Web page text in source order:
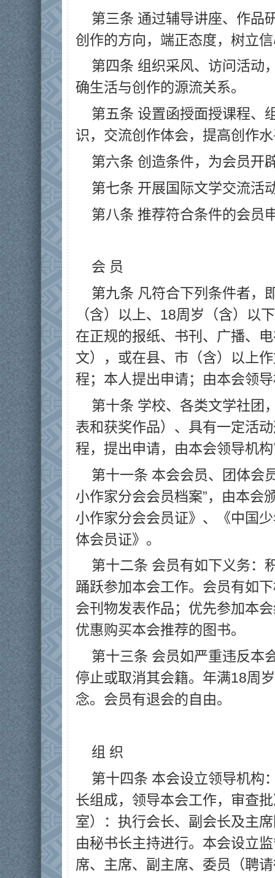
第三条 通过辅导讲座、作品
创作的方向，端正态度，树立
第四条 组织采风、访问活动
确生活与创作的源流关系。
第五条 设置函授面授课程、
识，交流创作体会，提高创作
第六条 创造条件，为会员开
第七条 开展国际文学交流活
第八条 推荐符合条件的会员
会 员
第九条 凡符合下列条件者，
（含）以上、18周岁（含）以
在正规的报纸、书刊、广播、
文），或在县、市（含）以上
程；本人提出申请；由本会领
第十条 学校、各类文学社团
表和获奖作品）、具有一定活
程，提出申请，由本会领导机
第十一条 本会会员、团体会
小作家分会会员档案”，由本会
小作家分会会员证》、《中国
体会员证》。
第十二条 会员有如下义务：
踊跃参加本会工作。会员有如
会刊物发表作品；优先参加本
优惠购买本会推荐的图书。
第十三条 会员如严重违反本
停止或取消其会籍。年满18周
念。会员有退会的自由。
组 织
第十四条 本会设立领导机构
长组成，领导本会工作，审查
室）：执行会长、副会长及主
由秘书长主持进行。本会设立
席、主席、副主席、委员（聘